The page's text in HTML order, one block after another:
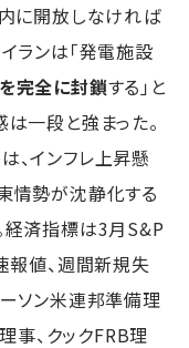
に開放しなければ
ランは「発電施設
完全に封鎖する」と
一段と強まった。
、インフレ上昇懸
情勢が沈静化する
経済指標は3月S&P
報値、週間新規失
ソン米連邦準備理
事、クックFRB理